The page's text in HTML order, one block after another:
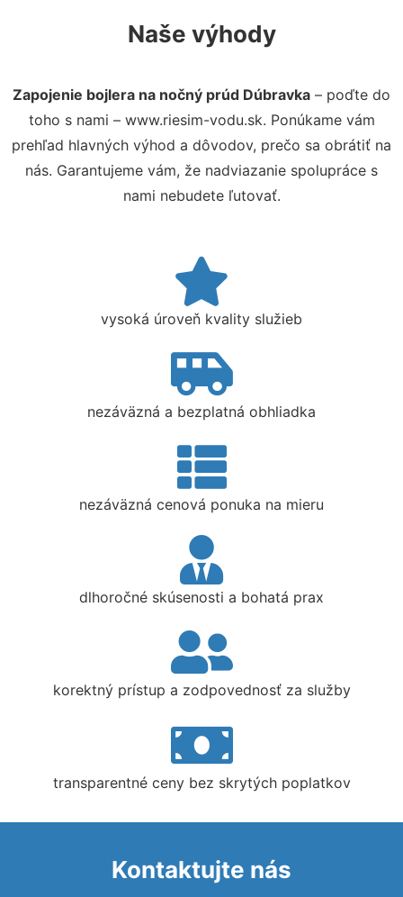
Naše výhody
Zapojenie bojlera na nočný prúd Dúbravka – poďte do
toho s nami – www.riesim-vodu.sk. Ponúkame vám
prehľad hlavných výhod a dôvodov, prečo sa obrátiť na
nás. Garantujeme vám, že nadviazanie spolupráce s
nami nebudete ľutovať.
vysoká úroveň kvality služieb
nezáväzná a bezplatná obhliadka
nezáväzná cenová ponuka na mieru
dlhoročné skúsenosti a bohatá prax
korektný prístup a zodpovednosť za služby
transparentné ceny bez skrytých poplatkov
Kontaktujte nás